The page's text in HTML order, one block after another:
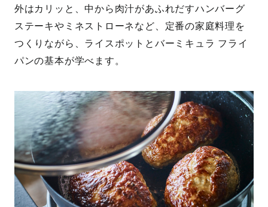
外はカリッと、中から肉汁があふれだすハンバーグ
ステーキやミネストローネなど、定番の家庭料理を
つくりながら、ライスポットとバーミキュラ フライ
パンの基本が学べます。